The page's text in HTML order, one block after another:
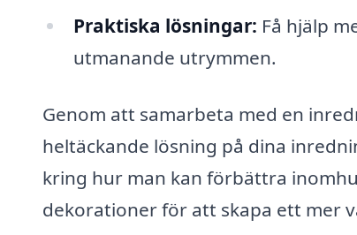
Praktiska lösningar: Få hjälp
utmanande utrymmen.
Genom att samarbeta med en
heltäckande lösning på dina
kring hur man kan förbättra
dekorationer för att skapa ett mer